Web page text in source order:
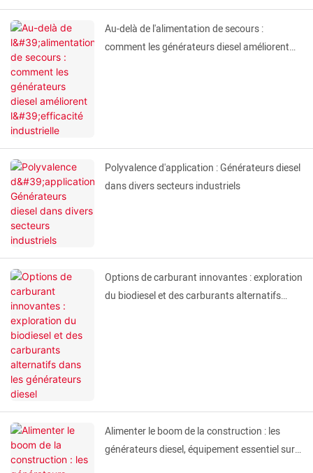
Au-delà de l'alimentation de secours :
comment les générateurs diesel améliorent
Polyvalence d'application : Générateurs diesel
dans divers secteurs industriels
Options de carburant innovantes : exploration
du biodiesel et des carburants alternatifs
Alimenter le boom de la construction : les
générateurs diesel, équipement essentiel sur